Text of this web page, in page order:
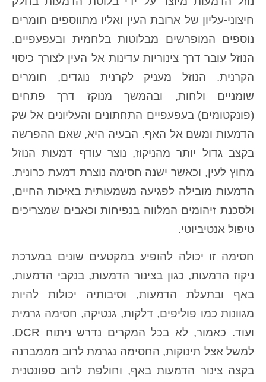
חיצוני-עליון של ארובת העין ואליו מתווספים חומרים
נוספים המופרשים מבלוטות בלחמית ובעפעפיים.
הנוזל עובר דרך צינוריות עדינות אל העין לצורך כיסוי
הקרנית. הנוזל מעניק לקרנית נוגדים, חומרים
שומניים ולחות, ובהמשך מנוקז דרך פתחים
(פונקטומים) בעפעפיים התחתונים והעליונים אל שק
הדמעות ומשם אל האף. הבעיה היא, שאם ההפרשה
בקצב גדול יותר מהניקוז, נוצר עודף דמעות הנוזל
מחוץ לעין, וכאשר ישנה חסימה נוצרת דמעת כרונית.
הדמעות מובילה לפגיעה משמעותית באיכות החיים,
ולסכנת זיהומים המלווה בנפיחות וכאבים שמצריכים
טיפול אנטיביוטי.
חסימה זו יכולה להופיע במקטעים שונים במערכת
ניקוז הדמעות, כגון בצינור הדמעות, בנקבי הדמעות,
באף ובתעלת הדמעות, וסיבותיה יכולות להיות
מגוונות כמו פוליפים, דלקות, גנטיקה, חסימה גרמית
ועוד. כאמור, לא בכל המקרים נדרש ניתוח DCR.
למשל אצל תינוקות, החסימה נגרמת לרוב מממברנה
בקצה צינור הדמעות באף, וחולפת לרוב ספונטנית